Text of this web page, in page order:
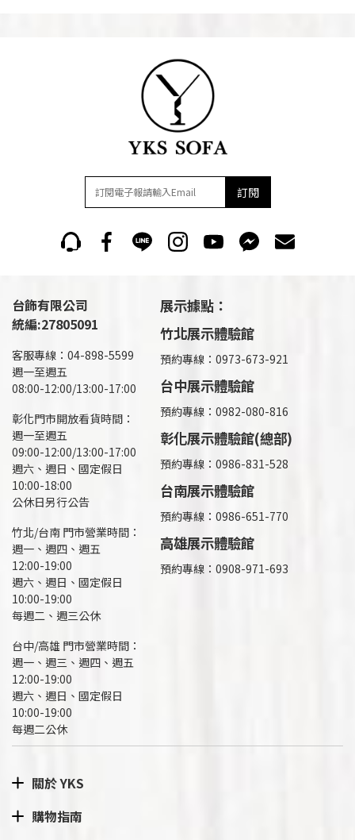
訂閱
台飾有限公司
統編:27805091
客服專線：04-898-5599
週一至週五
08:00-12:00/13:00-17:00
彰化門市開放看貨時間：
週一至週五
09:00-12:00/13:00-17:00
週六、週日、國定假日
10:00-18:00
公休日另行公告
竹北/台南 門市營業時間：
週一、週四、週五
12:00-19:00
週六、週日、國定假日
10:00-19:00
每週二、週三公休
台中/高雄 門市營業時間：
週一、週三、週四、週五
12:00-19:00
週六、週日、國定假日
10:00-19:00
每週二公休
展示據點：
竹北展示體驗館
預約專線：0973-673-921
台中展示體驗館
預約專線：0982-080-816
彰化展示體驗館(總部)
預約專線： 0986-831-528
台南展示體驗館
預約專線：0986-651-770
高雄展示體驗館
預約專線： 0908-971-693
關於 YKS
購物指南